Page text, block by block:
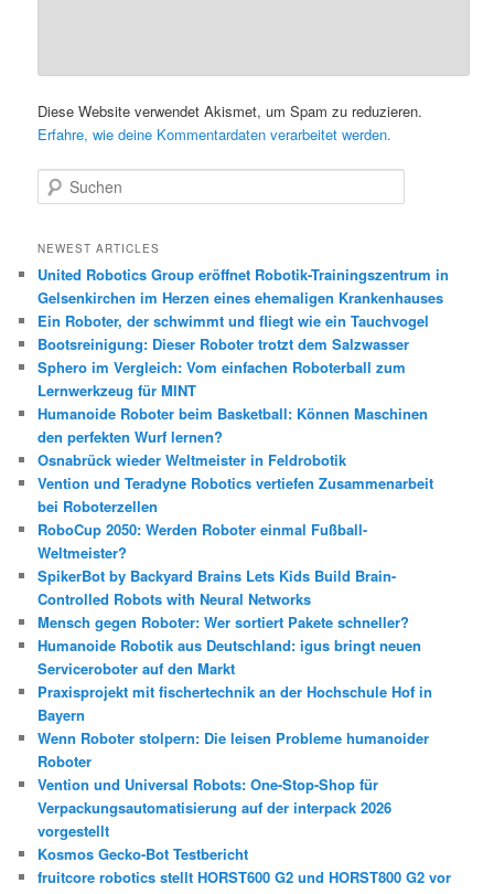
Diese Website verwendet Akismet, um Spam zu reduzieren.
Erfahre, wie deine Kommentardaten verarbeitet werden.
u
h
n
NEWEST ARTICLES
United Robotics Group eröffnet Robotik-Trainingszentrum in
Gelsenkirchen im Herzen eines ehemaligen Krankenhauses
Ein Roboter, der schwimmt und fliegt wie ein Tauchvogel
Bootsreinigung: Dieser Roboter trotzt dem Salzwasser
Sphero im Vergleich: Vom einfachen Roboterball zum
Lernwerkzeug für MINT
Humanoide Roboter beim Basketball: Können Maschinen
den perfekten Wurf lernen?
Osnabrück wieder Weltmeister in Feldrobotik
Vention und Teradyne Robotics vertiefen Zusammenarbeit
bei Roboterzellen
RoboCup 2050: Werden Roboter einmal Fußball-
Weltmeister?
SpikerBot by Backyard Brains Lets Kids Build Brain-
Controlled Robots with Neural Networks
Mensch gegen Roboter: Wer sortiert Pakete schneller?
Humanoide Robotik aus Deutschland: igus bringt neuen
Serviceroboter auf den Markt
Praxisprojekt mit fischertechnik an der Hochschule Hof in
Bayern
Wenn Roboter stolpern: Die leisen Probleme humanoider
Roboter
Vention und Universal Robots: One-Stop-Shop für
Verpackungsautomatisierung auf der interpack 2026
vorgestellt
Kosmos Gecko-Bot Testbericht
fruitcore robotics stellt HORST600 G2 und HORST800 G2 vor